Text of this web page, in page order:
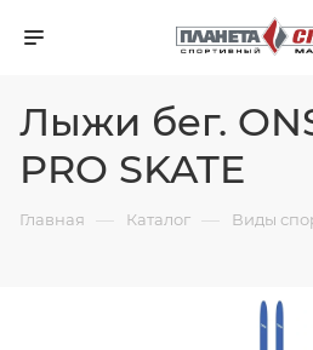
Лыжи бег.
PRO SKATE
Главная — Каталог — Виды